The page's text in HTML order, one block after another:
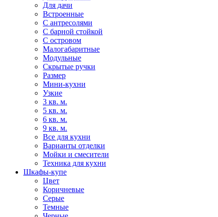
Для дачи
Встроенные
С антресолями
С барной стойкой
С островом
Малогабаритные
Модульные
Скрытые ручки
Размер
Мини-кухни
Узкие
3 кв. м.
5 кв. м.
6 кв. м.
9 кв. м.
Все для кухни
Варианты отделки
Мойки и смесители
Техника для кухни
Шкафы-купе
Цвет
Коричневые
Серые
Темные